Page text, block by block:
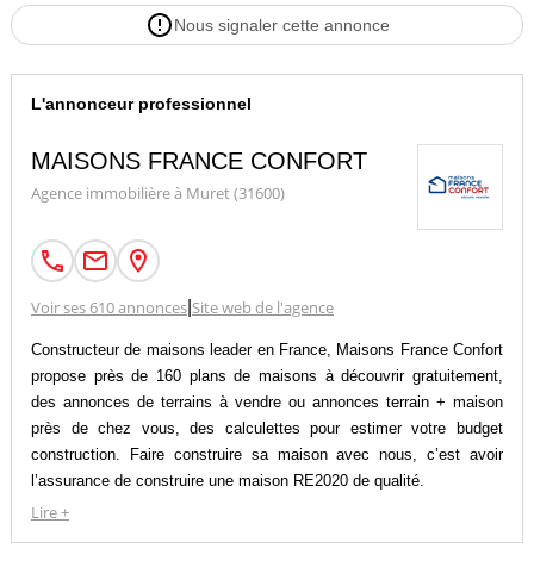
Nous signaler cette annonce
L'annonceur professionnel
MAISONS FRANCE CONFORT
Agence immobilière à Muret (31600)
Voir ses 610 annonces| Site web de l'agence
Constructeur de maisons leader en France, Maisons France Confort
propose près de 160 plans de maisons à découvrir gratuitement,
des annonces de terrains à vendre ou annonces terrain + maison
près de chez vous, des calculettes pour estimer votre budget
construction. Faire construire sa maison avec nous, c’est avoir
l’assurance de construire une maison RE2020 de qualité.
Faire appel à un constructeur pour son projet de construction de
Lire +